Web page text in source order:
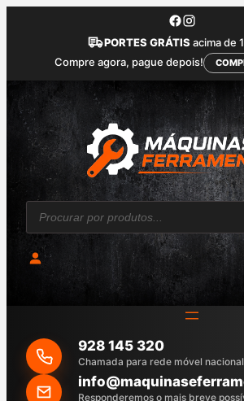
conteúdo
PORTES GRÁTIS acima de
Compre agora, pague depois!
P
o
u
r
c
h
928 145 320
Chamada para rede móvel nacional
Responderemos o mais breve